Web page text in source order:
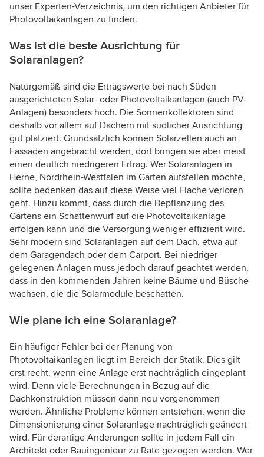
unser Experten-Verzeichnis, um den richtigen Anbieter für
Photovoltaikanlagen zu finden.
Was ist die beste Ausrichtung für
Solaranlagen?
Naturgemäß sind die Ertragswerte bei nach Süden
ausgerichteten Solar- oder Photovoltaikanlagen (auch PV-
Anlagen) besonders hoch. Die Sonnenkollektoren sind
deshalb vor allem auf Dächern mit südlicher Ausrichtung
gut platziert. Grundsätzlich können Solarzellen auch an
Fassaden angebracht werden, dort bringen sie aber meist
einen deutlich niedrigeren Ertrag. Wer Solaranlagen in
Herne, Nordrhein-Westfalen im Garten aufstellen möchte,
sollte bedenken das auf diese Weise viel Fläche verloren
geht. Hinzu kommt, dass durch die Bepflanzung des
Gartens ein Schattenwurf auf die Photovoltaikanlage
erfolgen kann und die Versorgung weniger effizient wird.
Sehr modern sind Solaranlagen auf dem Dach, etwa auf
dem Garagendach oder dem Carport. Bei niedriger
gelegenen Anlagen muss jedoch darauf geachtet werden,
dass in den kommenden Jahren keine Bäume und Büsche
wachsen, die die Solarmodule beschatten.
Wie plane ich eine Solaranlage?
Ein häufiger Fehler bei der Planung von
Photovoltaikanlagen liegt im Bereich der Statik. Dies gilt
erst recht, wenn eine Anlage erst nachträglich eingeplant
wird. Denn viele Berechnungen in Bezug auf die
Dachkonstruktion müssen dann neu vorgenommen
werden. Ähnliche Probleme können entstehen, wenn die
Dimensionierung einer Solaranlage nachträglich geändert
wird. Für derartige Änderungen sollte in jedem Fall ein
Architekt oder Bauingenieur zu Rate gezogen werden. Wer